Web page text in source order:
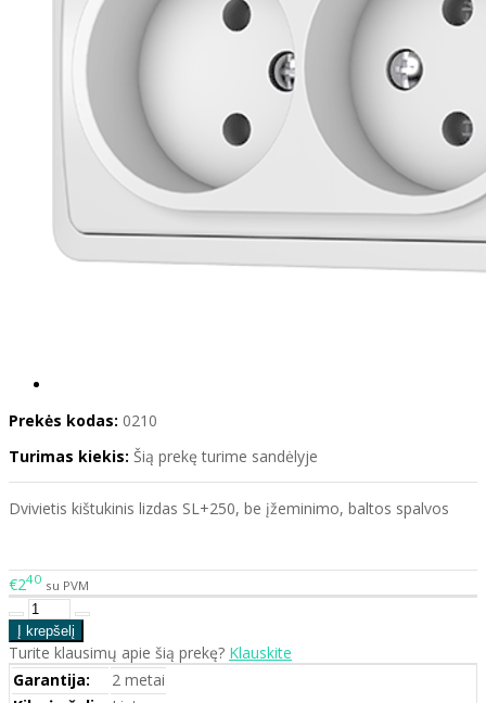
Prekės kodas: 0210
Turimas kiekis: Šią prekę turime sandėlyje
Dvivietis kištukinis lizdas SL+250, be įžeminimo, baltos spalvos
€240 su PVM
Turite klausimų apie šią prekę? Klauskite
Garantija:
2 metai